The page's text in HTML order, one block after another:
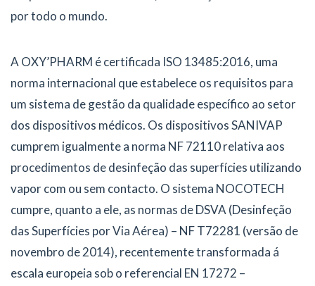
por todo o mundo.
A OXY’PHARM é certificada ISO 13485:2016, uma
norma internacional que estabelece os requisitos para
um sistema de gestão da qualidade específico ao setor
dos dispositivos médicos. Os dispositivos SANIVAP
cumprem igualmente a norma NF 72110 relativa aos
procedimentos de desinfeção das superfícies utilizando
vapor com ou sem contacto. O sistema NOCOTECH
cumpre, quanto a ele, as normas de DSVA (Desinfeção
das Superfícies por Via Aérea) – NF T72281 (versão de
novembro de 2014), recentemente transformada á
escala europeia sob o referencial EN 17272 –